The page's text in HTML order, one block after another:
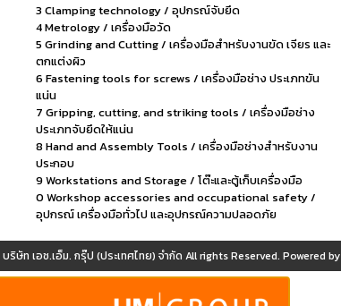
3 Clamping technology / อุปกรณ์จับยึด
4 Metrology / เครื่องมือวัด
5 Grinding and Cutting / เครื่องมือสำหรับงานขัด เจียร และ
ตกแต่งผิว
6 Fastening tools for screws / เครื่องมือช่าง ประเภทขัน
แน่น
7 Gripping, cutting, and striking tools / เครื่องมือช่าง
ประเภทจับยึดให้แน่น
8 Hand and Assembly Tools / เครื่องมือช่างสำหรับงาน
ประกอบ
9 Workstations and Storage / โต๊ะและตู้เก็บเครื่องมือ
0 Workshop accessories and occupational safety /
อุปกรณ์ เครื่องมือทั่วไป และอุปกรณ์ความปลอดภัย
บริษัท เอช.เอ็ม. กรุ๊ป (ประเทศไทย) จำกัด All rights Reserved. Powered by